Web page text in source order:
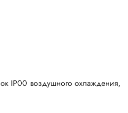
IP00 воздушного охлаждения,